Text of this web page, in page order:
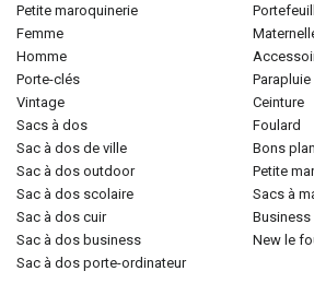
petite maroquinerie
femme
homme
porte-clés
vintage
sacs à dos
sac à dos de ville
sac à dos outdoor
sac à dos scolaire
sac à dos cuir
sac à dos business
sac à dos porte-ordinateur
parapluie
ceinture
foulard
bons
petite
sacs à
business
new le